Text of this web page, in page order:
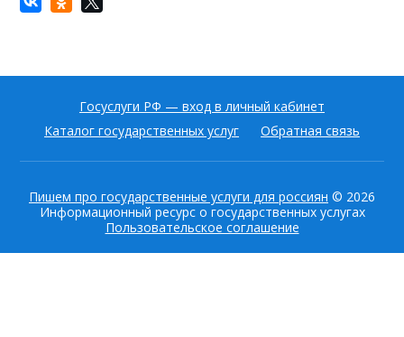
Госуслуги РФ — вход в личный кабинет
Каталог государственных услуг
Обратная связь
Пишем про государственные услуги для россиян © 2026
Информационный ресурс о государственных услугах
Пользовательское соглашение